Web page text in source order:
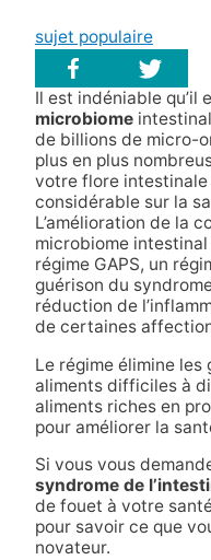
sujet populaire
Il est indéniable qu’il
microbiomeintestinal
de billions de micro-
plus en plus
votre flore
considérable sur la
L’amélioration de la
microbiome
régime GAPS, un
guérison du
réduction de
de certaines
Le régime élimine
aliments difficiles à
aliments riches en
pour améliorer la
Si vous vous
syndrome de
de fouet à votre
pour savoir ce que
novateur.